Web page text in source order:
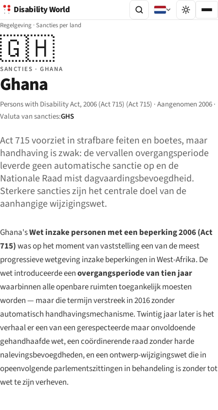
Disability World
Regelgeving ·Sancties per land
🇬🇭
SANCTIES · GHANA
Ghana
Persons with Disability Act, 2006 (Act 715) (Act 715) · Aangenomen 2006 ·
Valuta van sancties:GHS
Act 715 voorziet in strafbare feiten en boetes, maar
handhaving is zwak: de vervallen overgangsperiode
leverde geen automatische sanctie op en de
Nationale Raad mist dagvaardingsbevoegdheid.
Sterkere sancties zijn het centrale doel van de
aanhangige wijzigingswet.
Ghana'sWet inzake personen met een beperking 2006 (Act
715)was op het moment van vaststelling een van de meest
progressieve wetgeving inzake beperkingen in West-Afrika. De
wet introduceerde eenovergangsperiode van tien jaar
waarbinnen alle openbare ruimten toegankelijk moesten
worden — maar die termijn verstreek in 2016 zonder
automatisch handhavingsmechanisme. Twintig jaar later is het
verhaal er een van een gerespecteerde maar onvoldoende
gehandhaafde wet, een coördinerende raad zonder harde
nalevingsbevoegdheden, en een ontwerp-wijzigingswet die in
opeenvolgende parlementszittingen in behandeling is zonder tot
wet te zijn verheven.